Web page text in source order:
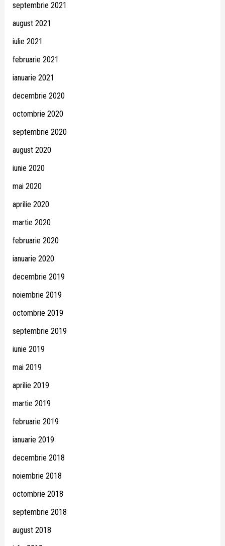
septembrie 2021
august 2021
iulie 2021
februarie 2021
ianuarie 2021
decembrie 2020
octombrie 2020
septembrie 2020
august 2020
iunie 2020
mai 2020
aprilie 2020
martie 2020
februarie 2020
ianuarie 2020
decembrie 2019
noiembrie 2019
octombrie 2019
septembrie 2019
iunie 2019
mai 2019
aprilie 2019
martie 2019
februarie 2019
ianuarie 2019
decembrie 2018
noiembrie 2018
octombrie 2018
septembrie 2018
august 2018